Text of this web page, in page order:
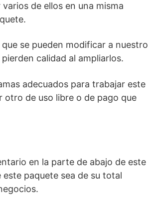
de ellos en una misma
se pueden modificar a nuestro
calidad al ampliarlos.
adecuados para trabajar este
otro de uso libre o de pago que
en la parte de abajo de este
paquete sea de su total